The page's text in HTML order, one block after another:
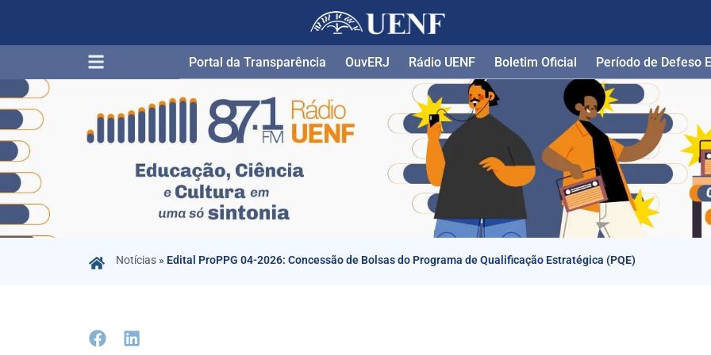
Portal da Transparência​ OuvERJ Rádio UENF Boletim Oficial Período de Defeso
Notícias » Edital ProPPG 04-2026: Concessão de Bolsas do Programa de Qualificação Estratégica (PQE)